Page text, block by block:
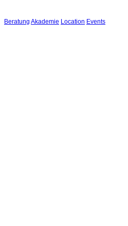
Beratung Akademie Location Events